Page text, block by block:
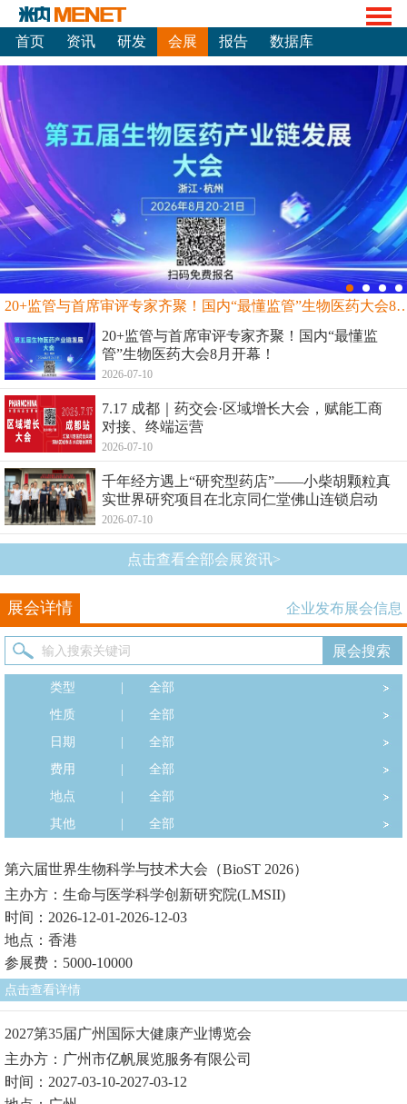
首页 资讯 研发 会展 报告 数据库
20+监管与首席审评专家齐聚！国内“最
20+监管与首席审评专家齐聚！国内“最懂监
管”生物医药大会8月开幕！
2026-07-10
7.17 成都｜药交会·区域增长大会，赋能工商
对接、终端运营
2026-07-10
千年经方遇上“研究型药店”——小柴胡颗粒真
实世界研究项目在北京同仁堂佛山连锁启动
2026-07-10
点击查看全部会展资讯>
展会详情 企业发布展会信息
类型
全部
性质
全部
日期
全部
费用
全部
地点
全部
其他
全部
第六届世界生物科学与技术大会（BioST 2026）
主办方：生命与医学科学创新研究院(LMSII)
时间：2026-12-01-2026-12-03
地点：香港
参展费：5000-10000
点击查看详情
2027第35届广州国际大健康产业博览会
主办方：广州市亿帆展览服务有限公司
时间：2027-03-10-2027-03-12